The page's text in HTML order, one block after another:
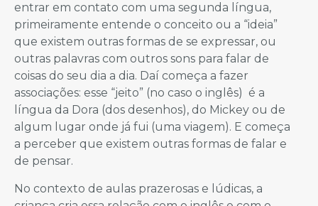
entrar em contato com uma segunda língua,
primeiramente entende o conceito ou a “ideia”
que existem outras formas de se expressar, ou
outras palavras com outros sons para falar de
coisas do seu dia a dia. Daí começa a fazer
associações: esse “jeito” (no caso o inglês) é a
língua da Dora (dos desenhos), do Mickey ou de
algum lugar onde já fui (uma viagem). E começa
a perceber que existem outras formas de falar e
de pensar.
No contexto de aulas prazerosas e lúdicas, a